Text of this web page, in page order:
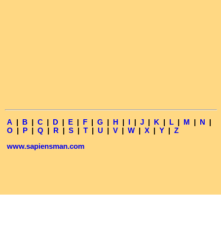
A | B | C | D | E | F | G | H | I | J | K | L | M | N |
O | P | Q | R | S | T | U | V | W | X | Y | Z
www.sapiensman.com